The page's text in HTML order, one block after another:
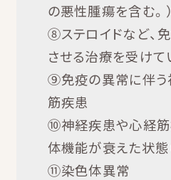
の悪性腫瘍を含む。）
⑧ステロイドなど、
させる治療を受けて
⑨免疫の異常に伴
筋疾患
⑩神経疾患や心経
体機能が衰えた状態
⑪染色体異常